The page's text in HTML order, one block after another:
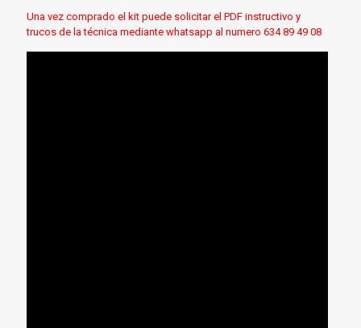
Una vez comprado el kit puede solicitar el PDF instructivo y
trucos de la técnica mediante whatsapp al numero 634 89 49 08